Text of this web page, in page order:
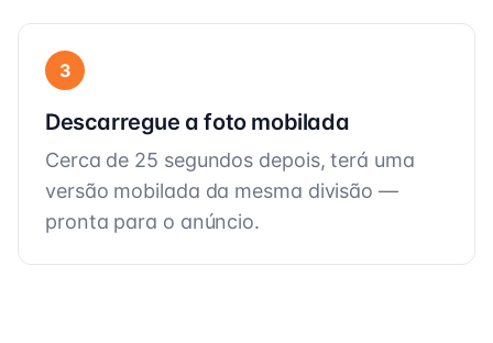
3
Descarregue a foto mobilada
Cerca de 25 segundos depois, terá uma
versão mobilada da mesma divisão —
pronta para o anúncio.